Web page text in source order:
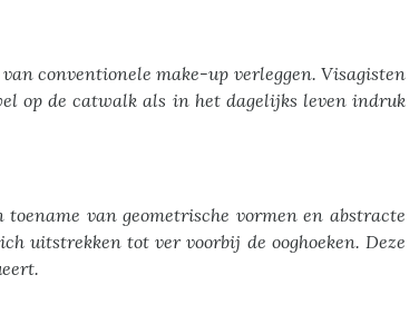
conventionele make-up verleggen. Visagisten
op de catwalk als in het dagelijks leven indruk
van geometrische vormen en abstracte
uitstrekken tot ver voorbij de ooghoeken. Deze